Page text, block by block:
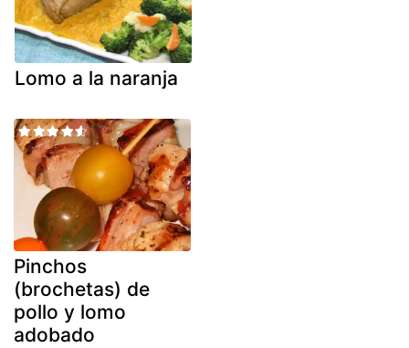
Lomo a la naranja
Pinchos
(brochetas) de
pollo y lomo
adobado